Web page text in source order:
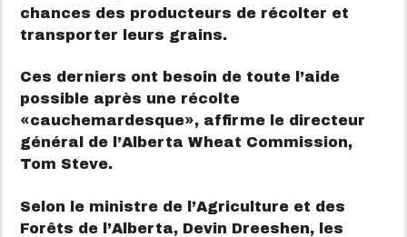
chances des producteurs de récolter et
transporter leurs grains.
Ces derniers ont besoin de toute l’aide
possible après une récolte
cauchemardesque
, affirme le directeur
général de l’Alberta Wheat Commission,
Tom Steve.
Selon le ministre de l’Agriculture et des
Forêts de l’Alberta, Devin Dreeshen, les